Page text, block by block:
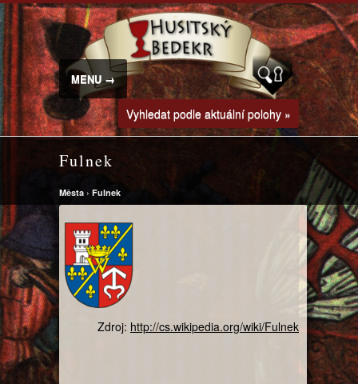
MENU →
Vyhledat podle aktuální polohy »
Fulnek
Města › Fulnek
Zdroj: http://cs.wikipedia.org/wiki/Fulnek